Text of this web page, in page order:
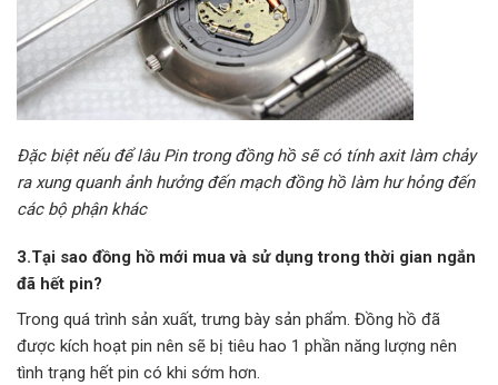
Đặc biệt nếu để lâu Pin trong đồng hồ sẽ có tính axit làm chảy
ra xung quanh ảnh hưởng đến mạch đồng hồ làm hư hỏng đến
các bộ phận khác
3.Tại sao đồng hồ mới mua và sử dụng trong thời gian ngắn
đã hết pin?
Trong quá trình sản xuất, trưng bày sản phẩm. Đồng hồ đã
được kích hoạt pin nên sẽ bị tiêu hao 1 phần năng lượng nên
tình trạng hết pin có khi sớm hơn.